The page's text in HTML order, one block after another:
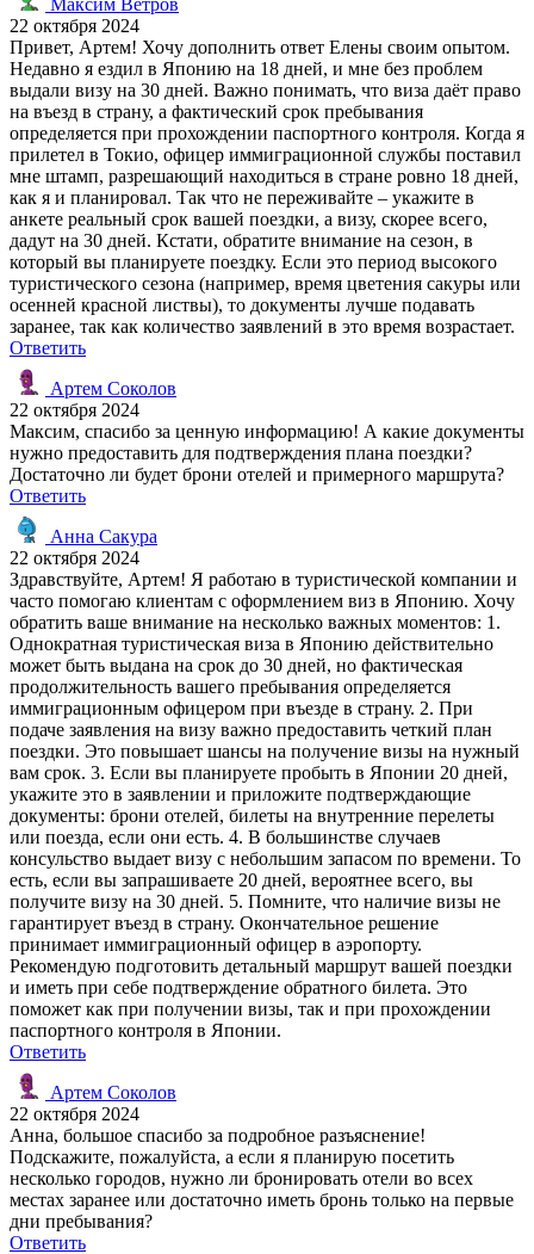
22 октября 2024
Привет, Артем! Хочу дополнить ответ Елены своим опытом.
Недавно я ездил в Японию на 18 дней, и мне без проблем
выдали визу на 30 дней. Важно понимать, что виза даёт право
на въезд в страну, а фактический срок пребывания
определяется при прохождении паспортного контроля. Когда я
прилетел в Токио, офицер иммиграционной службы поставил
мне штамп, разрешающий находиться в стране ровно 18 дней,
как я и планировал. Так что не переживайте – укажите в
анкете реальный срок вашей поездки, а визу, скорее всего,
дадут на 30 дней. Кстати, обратите внимание на сезон, в
который вы планируете поездку. Если это период высокого
туристического сезона (например, время цветения сакуры или
осенней красной листвы), то документы лучше подавать
заранее, так как количество заявлений в это время возрастает.
Ответить
Артем Соколов
22 октября 2024
Максим, спасибо за ценную информацию! А какие документы
нужно предоставить для подтверждения плана поездки?
Достаточно ли будет брони отелей и примерного маршрута?
Ответить
Анна Сакура
22 октября 2024
Здравствуйте, Артем! Я работаю в туристической компании и
часто помогаю клиентам с оформлением виз в Японию. Хочу
обратить ваше внимание на несколько важных моментов: 1.
Однократная туристическая виза в Японию действительно
может быть выдана на срок до 30 дней, но фактическая
продолжительность вашего пребывания определяется
иммиграционным офицером при въезде в страну. 2. При
подаче заявления на визу важно предоставить четкий план
поездки. Это повышает шансы на получение визы на нужный
вам срок. 3. Если вы планируете пробыть в Японии 20 дней,
укажите это в заявлении и приложите подтверждающие
документы: брони отелей, билеты на внутренние перелеты
или поезда, если они есть. 4. В большинстве случаев
консульство выдает визу с небольшим запасом по времени. То
есть, если вы запрашиваете 20 дней, вероятнее всего, вы
получите визу на 30 дней. 5. Помните, что наличие визы не
гарантирует въезд в страну. Окончательное решение
принимает иммиграционный офицер в аэропорту.
Рекомендую подготовить детальный маршрут вашей поездки
и иметь при себе подтверждение обратного билета. Это
поможет как при получении визы, так и при прохождении
паспортного контроля в Японии.
Ответить
Артем Соколов
22 октября 2024
Анна, большое спасибо за подробное разъяснение!
Подскажите, пожалуйста, а если я планирую посетить
несколько городов, нужно ли бронировать отели во всех
местах заранее или достаточно иметь бронь только на первые
дни пребывания?
Ответить